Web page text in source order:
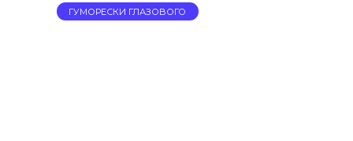
ГУМОРЕСКИ ГЛАЗОВОГО